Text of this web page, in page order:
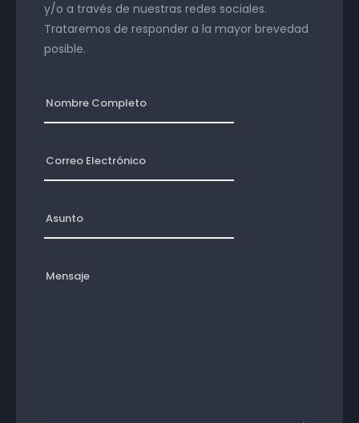
y/o a través de nuestras redes sociales.
Trataremos de responder a la mayor brevedad
posible.